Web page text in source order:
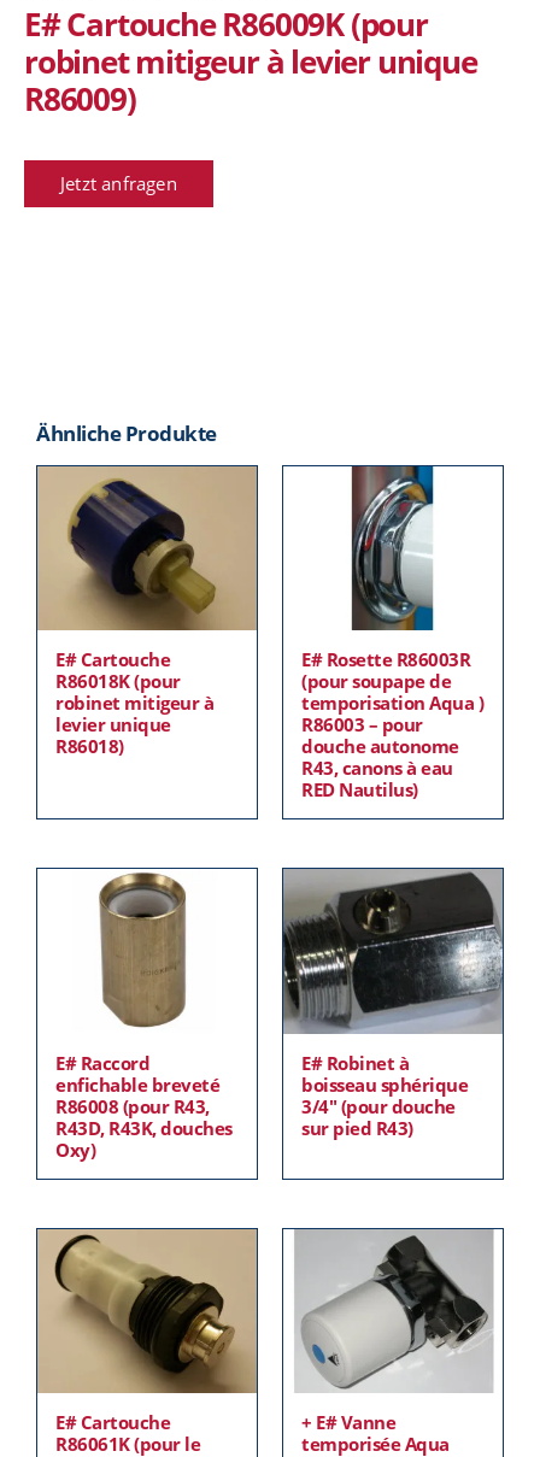
E# Cartouche R86009K (pour
robinet mitigeur à levier unique
R86009)
Jetzt anfragen
Ähnliche Produkte
E# Cartouche
R86018K (pour
robinet mitigeur à
levier unique
R86018)
E# Rosette R86003R
(pour soupape de
temporisation Aqua )
R86003 – pour
douche autonome
R43, canons à eau
RED Nautilus)
E# Raccord
enfichable breveté
R86008 (pour R43,
R43D, R43K, douches
Oxy)
E# Robinet à
boisseau sphérique
3/4″ (pour douche
sur pied R43)
E# Cartouche
R86061K (pour le
+ E# Vanne
temporisée Aqua